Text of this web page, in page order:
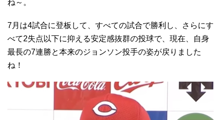
ね～。
7月は4試合に登板して、すべての試合で勝利し、さらにす
べて2失点以下に抑える安定感抜群の投球で、現在、自身
最長の7連勝と本来のジョンソン投手の姿が戻りました
ね！